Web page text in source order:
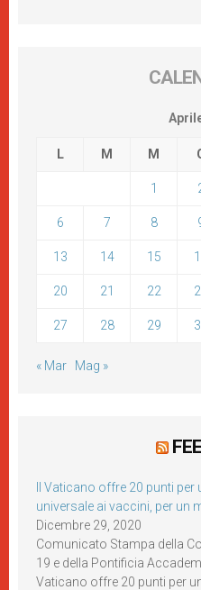
L M M
1
6 7 8
13 14 15
20 21 22
27 28 29
« Mar Mag »
Il Vaticano offre 20 punti
universale ai vaccini, per un
Dicembre 29, 2020
Comunicato Stampa della
19 e della Pontificia
Vaticano offre 20 punti per